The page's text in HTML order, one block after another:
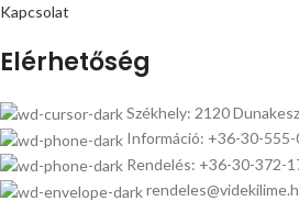
Kapcsolat
Elérhetőség
Székhely: 2120
Információ: +36-30-
Rendelés: +36-30-372-